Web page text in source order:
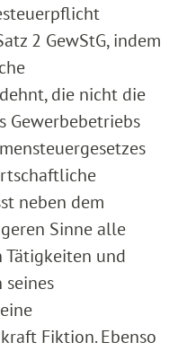
2 GewStG, indem
die nicht die
Gewerbebetriebs
neben dem
Sinne alle
Tätigkeiten und
seines
Fiktion. Ebenso